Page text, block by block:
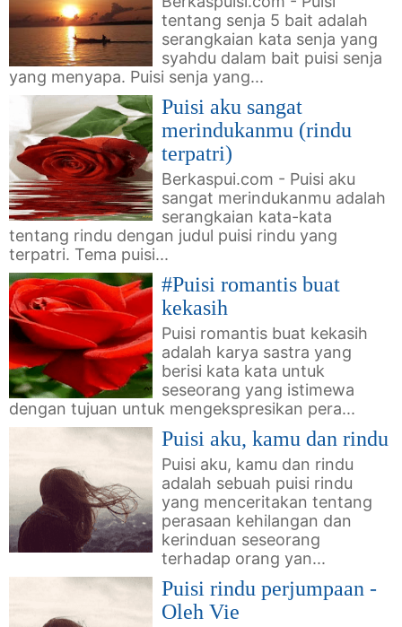
tentang senja 5 bait adalah
serangkaian kata senja yang
syahdu dalam bait puisi senja
yang menyapa. Puisi senja yang...
Puisi aku sangat
merindukanmu (rindu
terpatri)
Berkaspui.com - Puisi aku
sangat merindukanmu adalah
serangkaian kata-kata
tentang rindu dengan judul puisi rindu yang
terpatri. Tema puisi...
#Puisi romantis buat
kekasih
Puisi romantis buat kekasih
adalah karya sastra yang
berisi kata kata untuk
seseorang yang istimewa
dengan tujuan untuk mengekspresikan pera...
Puisi aku, kamu dan rindu
Puisi aku, kamu dan rindu
adalah sebuah puisi rindu
yang menceritakan tentang
perasaan kehilangan dan
kerinduan seseorang
terhadap orang yan...
Puisi rindu perjumpaan -
Oleh Vie